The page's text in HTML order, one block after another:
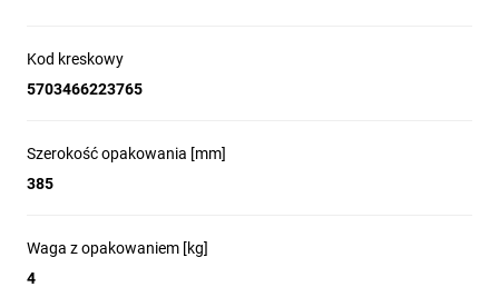
Kod kreskowy
5703466223765
Szerokość opakowania [mm]
385
Waga z opakowaniem [kg]
4